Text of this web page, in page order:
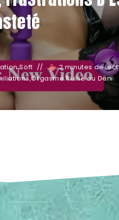
Soft
2 minutes de
,Orgasme Ruiné ou Déni